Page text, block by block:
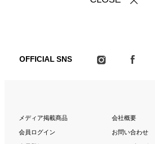
OFFICIAL SNS
メディア掲載商品
会員ログイン
会社概要
お問い合わせ